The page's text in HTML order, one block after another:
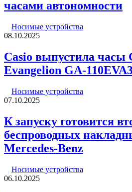
часами автономности
Носимые устройства
08.10.2025
Casio выпустила часы
Evangelion GA-
Носимые устройства
07.10.2025
К запуску готовится
беспроводных
Mercedes-Benz
Носимые устройства
06.10.2025